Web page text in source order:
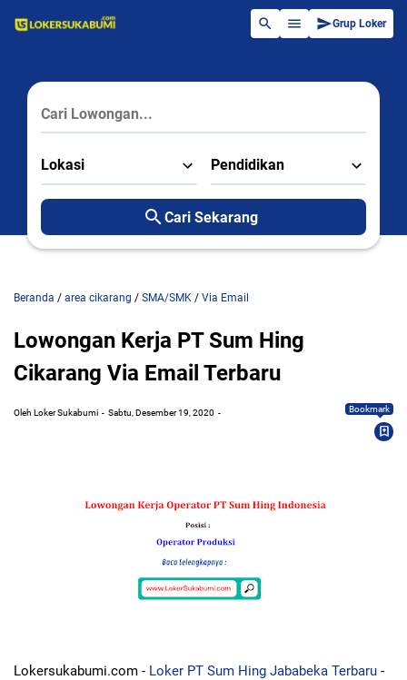
Grup Loker
Lokasi Pendidikan
Cari Sekarang
Beranda / area cikarang / SMA/SMK / Via Email
Lowongan Kerja PT Sum Hing
Cikarang Via Email Terbaru
Oleh Loker Sukabumi Sabtu, Desember 19, 2020 Bookmark
Lokersukabumi.com - Loker PT Sum Hing Jababeka Terbaru -